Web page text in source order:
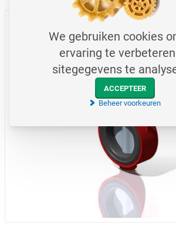
We gebruiken cookies
ervaring te
sitegegevens te
ACCEPTEER
Beheer voorkeuren